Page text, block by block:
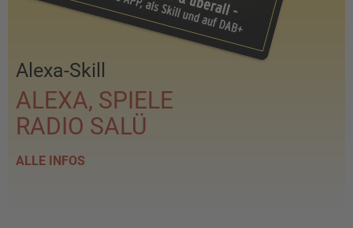
Alexa-Skill
ALEXA, SPIELE
RADIO SALÜ
ALLE INFOS